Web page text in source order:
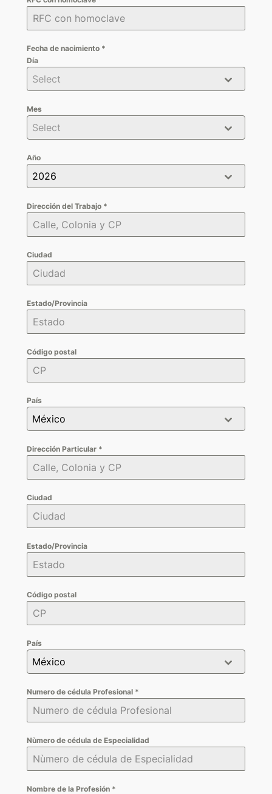
Fecha de nacimiento *
Día
Select
Mes
Select
Año
2026
Dirección del Trabajo *
Ciudad
Estado/Provincia
Código postal
País
México
Dirección Particular *
Ciudad
Estado/Provincia
Código postal
País
México
Numero de cédula Profesional *
Nùmero de cédula de Especialidad
Nombre de la Profesión *